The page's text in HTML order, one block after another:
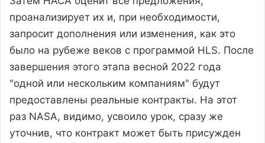
проанализирует их и, при необходимости,
запросит дополнения или изменения, как это
было на рубеже веков с программой HLS. После
завершения этого этапа весной 2022 года
"одной или нескольким компаниям" будут
предоставлены реальные контракты. На этот
раз NASA, видимо, усвоило урок, сразу же
уточнив, что контракт может быть присужден